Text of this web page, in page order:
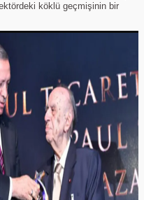
köklü geçmişinin bir